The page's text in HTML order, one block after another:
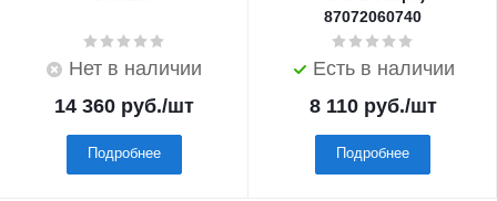
Нет в наличии
14 360 руб./шт
Подробнее
87072060740
Есть в наличии
8 110руб./шт
Подробнее